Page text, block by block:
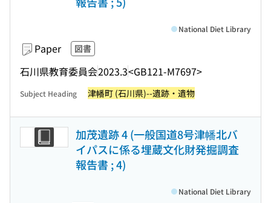
Paper 図書
石川県教育委員会2023.3<GB121-M7697>
National Diet Library
Subject Heading 津幡町 (石川県)--遺跡・遺物
加茂遺跡 4 (一般国道8号津幡北バ
イパスに係る埋蔵文化財発掘調査
報告書 ; 4)
National Diet Library